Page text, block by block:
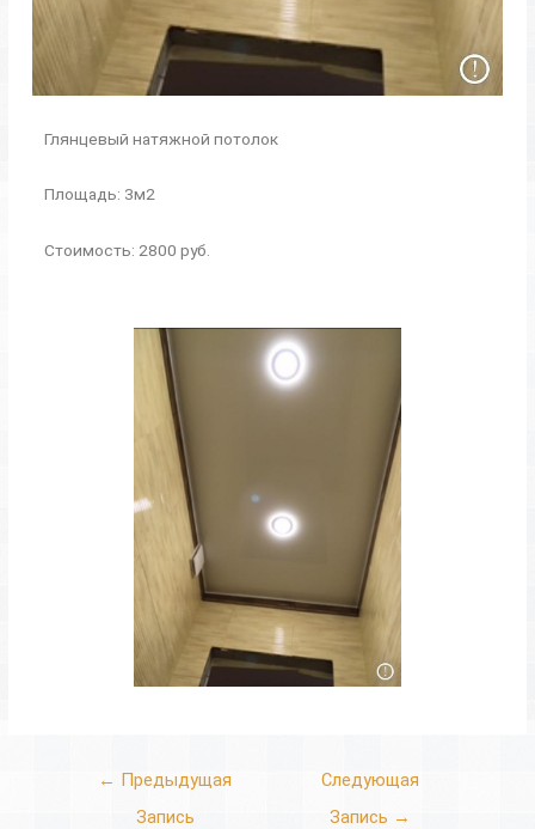
Глянцевый натяжной потолок
Площадь: 3м2
Стоимость: 2800 руб.
← Предыдущая
Запись
Следующая
Запись →